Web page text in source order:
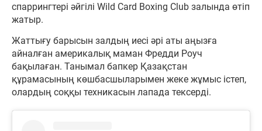
спаррингтері әйгілі Wild Card Boxing Club залында өтіп
жатыр.
Жаттығу барысын залдың иесі әрі аты аңызға
айналған америкалық маман Фредди Роуч
бақылаған. Танымал бапкер Қазақстан
құрамасының көшбасшыларымен жеке жұмыс істеп,
олардың соққы техникасын лапада тексерді.